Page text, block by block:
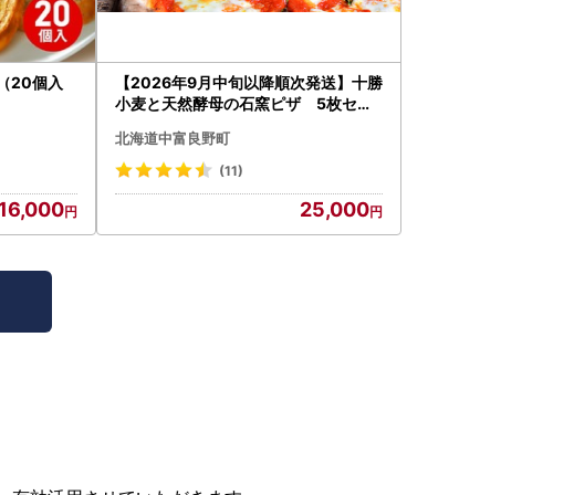
20個入
16,000
【2026年9月中旬以降順次発送】十勝
小麦と天然酵母の石窯ピザ 5枚セッ
北海道中富良野町
(11)
25,000